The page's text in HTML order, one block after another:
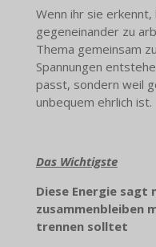
Wenn ihr sie
gegeneinander zu
Thema gemeinsam
Spannungen
passt, sondern weil
unbequem ehrlich ist.
Das Wichtigste
Diese Energie sagt
zusammenbleiben
trennen solltet